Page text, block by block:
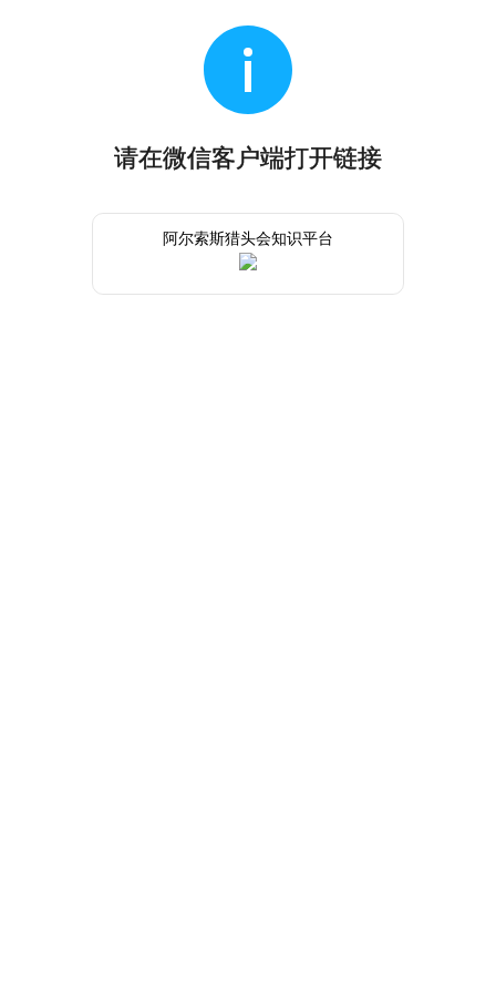
请在微信客户端打开链接
阿尔索斯猎头会知识平台